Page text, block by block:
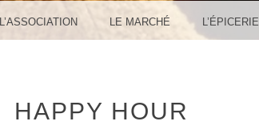
L’ASSOCIATION LE MARCHÉ L’ÉPICERIE
HAPPY HOUR